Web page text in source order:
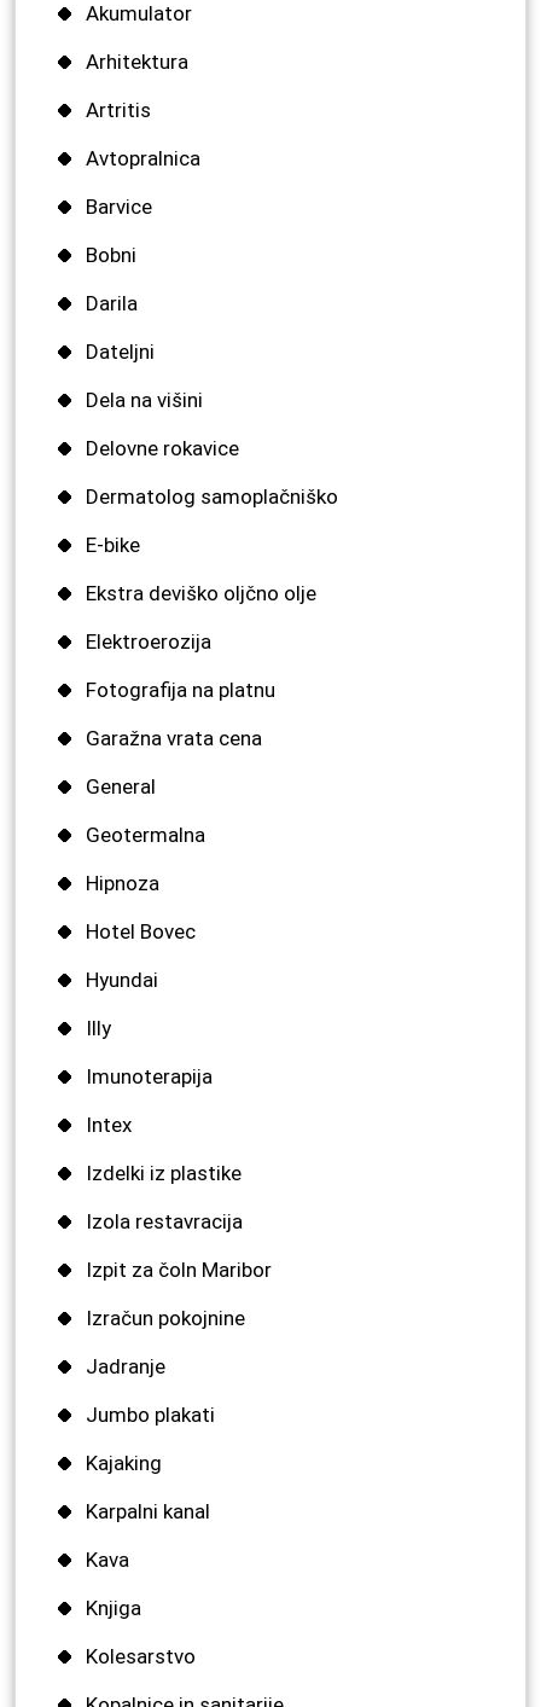
Akumulator
Arhitektura
Artritis
Avtopralnica
Barvice
Bobni
Darila
Dateljni
Dela na višini
Delovne rokavice
Dermatolog samoplačniško
E-bike
Ekstra deviško oljčno olje
Elektroerozija
Fotografija na platnu
Garažna vrata cena
General
Geotermalna
Hipnoza
Hotel Bovec
Hyundai
Illy
Imunoterapija
Intex
Izdelki iz plastike
Izola restavracija
Izpit za čoln Maribor
Izračun pokojnine
Jadranje
Jumbo plakati
Kajaking
Karpalni kanal
Kava
Knjiga
Kolesarstvo